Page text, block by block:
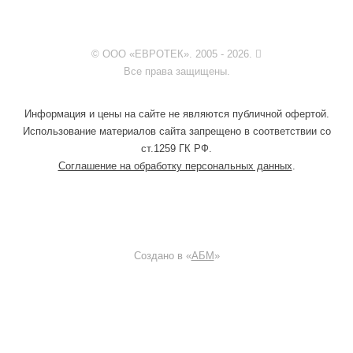
© ООО «ЕВРОТЕК». 2005 - 2026.
Все права защищены.
Информация и цены на сайте не являются публичной офертой.
Использование материалов сайта запрещено в соответствии со
ст.1259 ГК РФ.
Соглашение на обработку персональных данных
Создано в «АБМ »